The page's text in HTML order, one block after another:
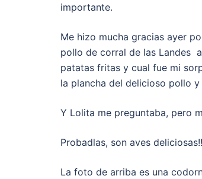
importante.
Me hizo mucha gracias ayer
pollo de corral de las Landes
patatas fritas y cual fue mi
la plancha del delicioso pollo
Y Lolita me preguntaba, pero
Probadlas, son aves
La foto de arriba es una